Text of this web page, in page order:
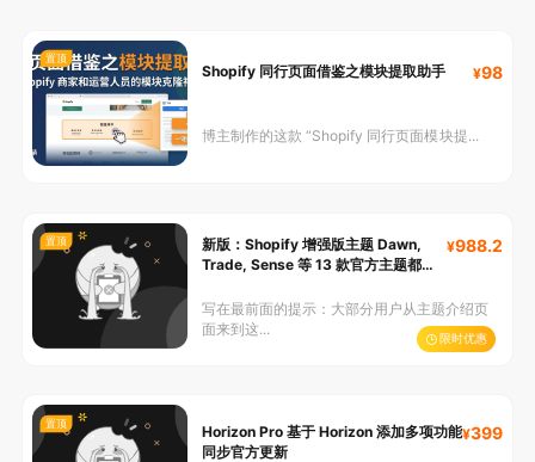
置顶
Shopify 同行页面借鉴之模块提取助手 98
博主制作的这款 “Shopify 同行页面模块提...
置顶
新版：Shopify 增强版主题 Dawn,
Trade, Sense 等 13 款官方主题都适
988.2
写在最前面的提示：大部分用户从主题介绍页
面来到这...
限时优惠
置顶
Horizon Pro 基于 Horizon 添加多项功能
同步官方更新
399